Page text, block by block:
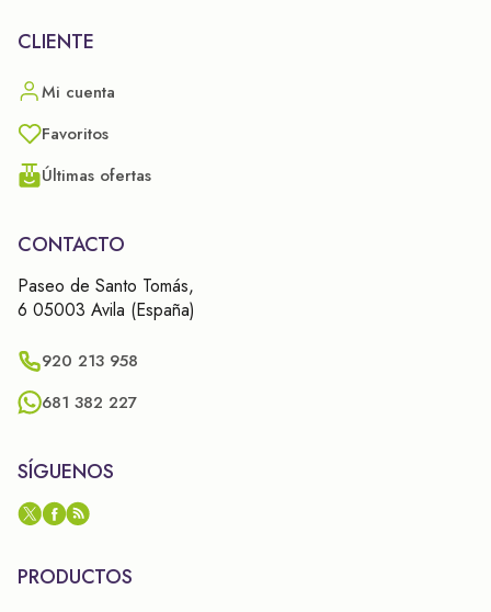
CLIENTE
Mi cuenta
Favoritos
Últimas ofertas
CONTACTO
Paseo de Santo Tomás,
6 05003 Avila (España)
920 213 958
681 382 227
SÍGUENOS
PRODUCTOS